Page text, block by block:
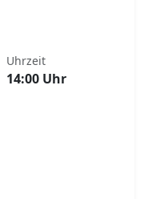
Uhrzeit
14:00 Uhr